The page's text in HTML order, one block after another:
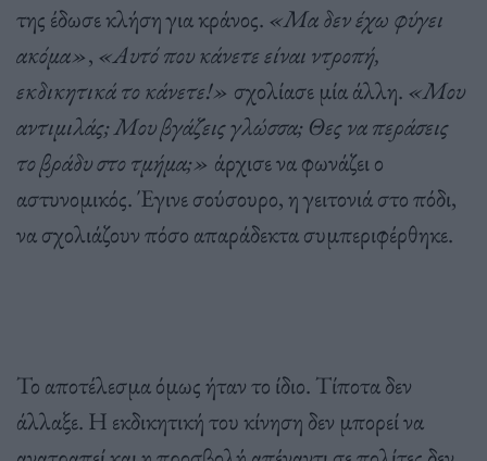
της έδωσε κλήση για κράνος. «Μα δεν έχω φύγει
ακόμα», «Αυτό που κάνετε είναι ντροπή,
εκδικητικά το κάνετε!» σχολίασε μία άλλη. «Μου
αντιμιλάς; Μου βγάζεις γλώσσα; Θες να περάσεις
το βράδυ στο τμήμα;» άρχισε να φωνάζει ο
αστυνομικός. Έγινε σούσουρο, η γειτονιά στο πόδι,
να σχολιάζουν πόσο απαράδεκτα συμπεριφέρθηκε.
Το αποτέλεσμα όμως ήταν το ίδιο. Τίποτα δεν
άλλαξε. Η εκδικητική του κίνηση δεν μπορεί να